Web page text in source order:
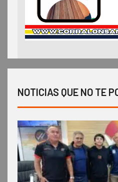
NOTICIAS QUE NO TE